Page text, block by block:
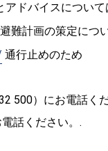
アドバイスについて
難計画の策定につ
通行止めのため
500）にお電話く
話ください。.